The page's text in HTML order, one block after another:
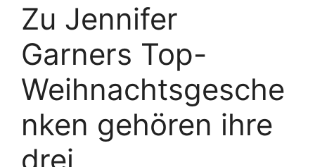
Zu Jennifer
Garners Top-
Weihnachtsgesche
nken gehören ihre
drei